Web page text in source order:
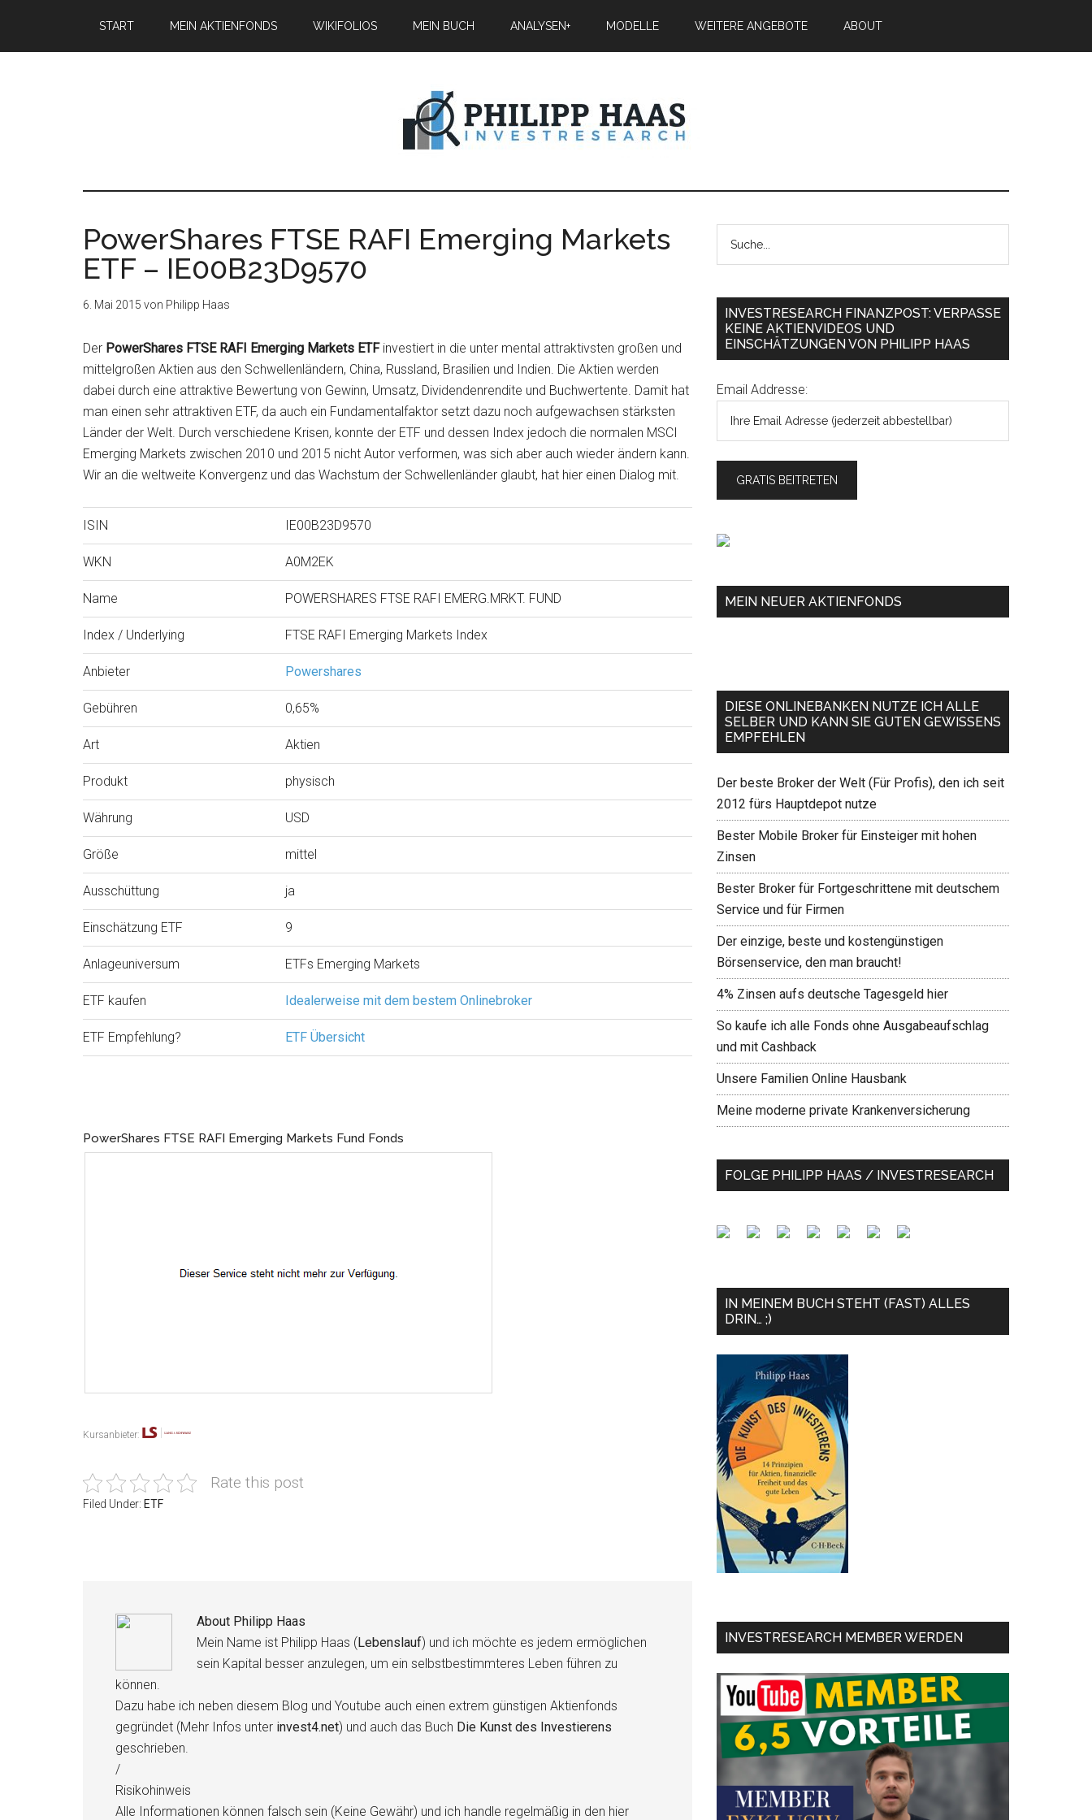
START MEIN AKTIENFONDS WIKIFOLIOS MEIN BUCH ANALYSEN+ MODELLE WEITERE ANGEBOTE ABOUT
PowerShares FTSE RAFI Emerging Markets
ETF – IE00B23D9570
6. Mai 2015 von Philipp Haas
Der PowerShares FTSE RAFI Emerging Markets ETFinvestiert in die unter mental attraktivsten großen und
mittelgroßen Aktien aus den Schwellenländern, China, Russland, Brasilien und Indien. Die Aktien werden
dabei durch eine attraktive Bewertung von Gewinn, Umsatz, Dividendenrendite und Buchwertente. Damit hat
man einen sehr attraktiven ETF, da auch ein Fundamentalfaktor setzt dazu noch aufgewachsen stärksten
Länder der Welt. Durch verschiedene Krisen, konnte der ETF und dessen Index jedoch die normalen MSCI
Emerging Markets zwischen 2010 und 2015 nicht Autor verformen, was sich aber auch wieder ändern kann.
Wir an die weltweite Konvergenz und das Wachstum der Schwellenländer glaubt, hat hier einen Dialog mit.
ISIN IE00B23D9570
WKN A0M2EK
Name POWERSHARES FTSE RAFI EMERG.MRKT. FUND
Index / Underlying FTSE RAFI Emerging Markets Index
Anbieter Powershares
Gebühren 0,65%
Art Aktien
Produkt physisch
Währung USD
Größe mittel
Ausschüttung ja
Einschätzung ETF 9
Anlageuniversum ETFs Emerging Markets
ETF kaufen Idealerweise mit dem bestem Onlinebroker
ETF Empfehlung? ETF Übersicht
PowerShares FTSE RAFI Emerging Markets Fund Fonds
Kursanbieter:
Rate this post
Filed Under: ETF
About Philipp Haas
Mein Name ist Philipp Haas (Lebenslauf) und ich möchte es jedem ermöglichen
sein Kapital besser anzulegen, um ein selbstbestimmteres Leben führen zu
können.
Dazu habe ich neben diesem Blog und Youtube auch einen extrem günstigen Aktienfonds
gegründet (Mehr Infos unter invest4.net) und auch das Buch Die Kunst des Investierens
geschrieben.
/
Risikohinweis
Alle Informationen können falsch sein (Keine Gewähr) und ich handle regelmäßig in den hier
INVESTRESEARCH FINANZPOST: VERPASSE
KEINE AKTIENVIDEOS UND
EINSCHÄTZUNGEN VON PHILIPP HAAS
Email Addresse:
MEIN NEUER AKTIENFONDS
DIESE ONLINEBANKEN NUTZE ICH ALLE
SELBER UND KANN SIE GUTEN GEWISSENS
EMPFEHLEN
Der beste Broker der Welt (Für Profis), den ich seit
2012 fürs Hauptdepot nutze
Bester Mobile Broker für Einsteiger mit hohen
Zinsen
Bester Broker für Fortgeschrittene mit deutschem
Service und für Firmen
Der einzige, beste und kostengünstigen
Börsenservice, den man braucht!
4% Zinsen aufs deutsche Tagesgeld hier
So kaufe ich alle Fonds ohne Ausgabeaufschlag
und mit Cashback
Unsere Familien Online Hausbank
Meine moderne private Krankenversicherung
FOLGE PHILIPP HAAS / INVESTRESEARCH
IN MEINEM BUCH STEHT (FAST) ALLES
DRIN… ;)
INVESTRESEARCH MEMBER WERDEN